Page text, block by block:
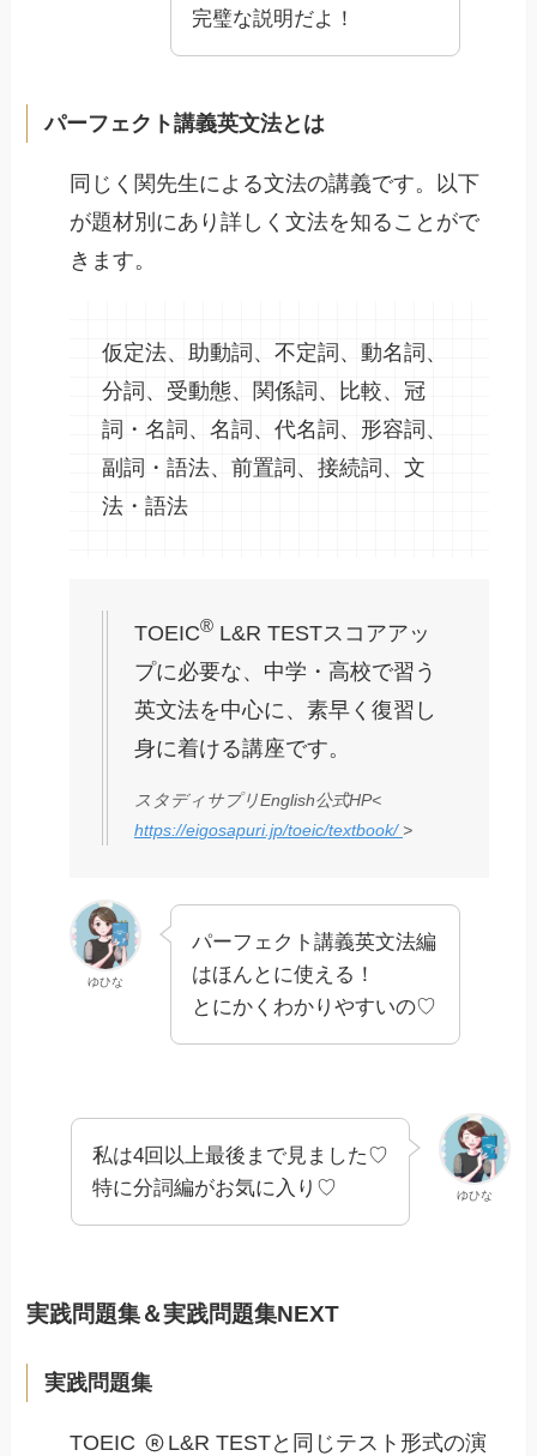
完璧な説明だよ！
パーフェクト講義英文法とは
同じく関先生による文法の講義です。以下
が題材別にあり詳しく文法を知ることがで
きます。
仮定法、助動詞、不定詞、動名詞、
分詞、受動態、関係詞、比較、冠
詞・名詞、名詞、代名詞、形容詞、
副詞・語法、前置詞、接続詞、文
法・語法
TOEIC®L&R TESTスコアアッ
プに必要な、中学・高校で習う
英文法を中心に、素早く復習し
身に着ける講座です。
スタディサプリEnglish公式HP<
https://eigosapuri.jp/toeic/textbook/ >
ゆひな
パーフェクト講義英文法編
はほんとに使える！
とにかくわかりやすいの♡
ゆひな
私は4回以上最後まで見ました♡
特に分詞編がお気に入り♡
実践問題集＆実践問題集NEXT
実践問題集
TOEIC
L&R TESTと同じテスト形式の演